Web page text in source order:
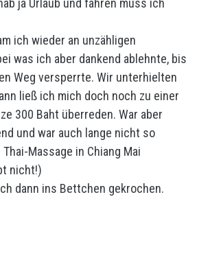
ich wieder an unzähligen
was ich aber dankend ablehnte, bis
Weg versperrte. Wir unterhielten
ließ ich mich doch noch zu einer
300 Baht überreden. War aber
und war auch lange nicht so
Massage in Chiang Mai
nicht!)
dann ins Bettchen gekrochen.